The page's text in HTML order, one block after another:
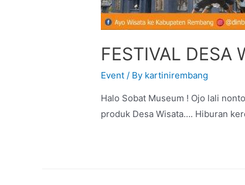
FESTIVAL DESA
Event / By kartinirembang
Halo Sobat Museum ! Ojo lali
produk Desa Wisata…. Hiburan